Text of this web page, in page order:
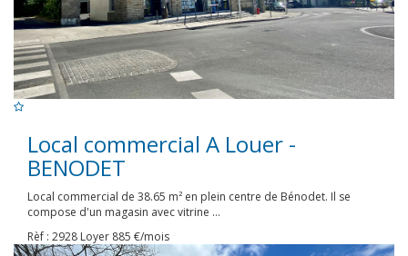
Local commercial A Louer -
BENODET
Local commercial de 38.65 m² en plein centre de Bénodet. Il se
compose d'un magasin avec vitrine ...
Rèf : 2928 Loyer 885 €/mois